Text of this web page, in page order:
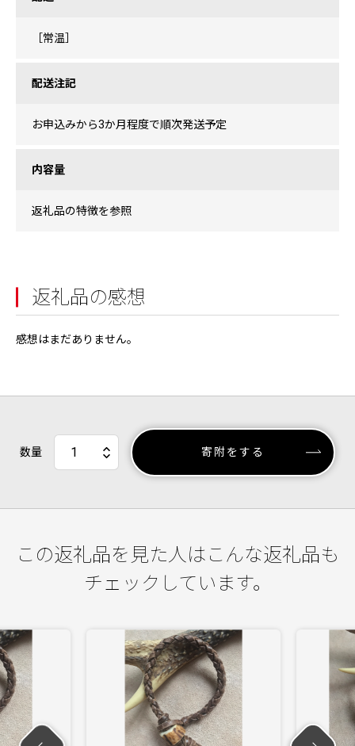
［常温］
配送注記
お申込みから3か月程度で順次発送予定
内容量
返礼品の特徴を参照
返礼品の感想
感想はまだありません。
数量 寄附をする
この返礼品を見た人はこんな返礼品も
チェックしています。